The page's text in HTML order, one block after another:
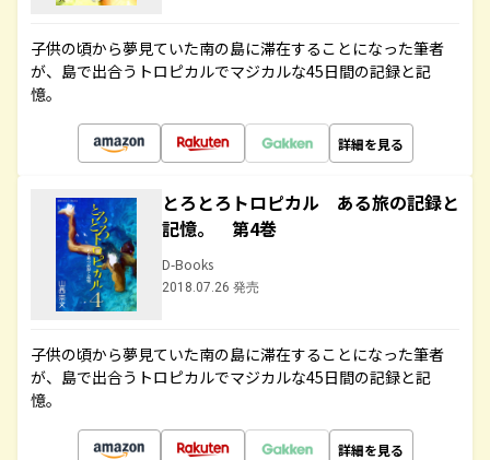
子供の頃から夢見ていた南の島に滞在することになった筆者
が、島で出合うトロピカルでマジカルな45日間の記録と記
憶。
詳細を見る
とろとろトロピカル ある旅の記録と
記憶。 第4巻
D-Books
2018.07.26 発売
子供の頃から夢見ていた南の島に滞在することになった筆者
が、島で出合うトロピカルでマジカルな45日間の記録と記
憶。
詳細を見る